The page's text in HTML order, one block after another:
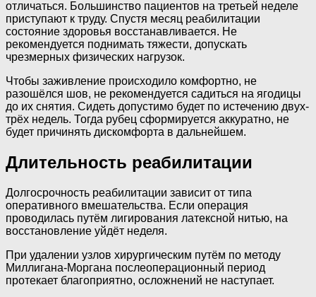
отличаться. Большинство пациентов на третьей неделе
приступают к труду. Спустя месяц реабилитации
состояние здоровья восстанавливается. Не
рекомендуется поднимать тяжести, допускать
чрезмерных физических нагрузок.
Чтобы заживление происходило комфортно, не
разошёлся шов, не рекомендуется садиться на ягодицы
до их снятия. Сидеть допустимо будет по истечению двух-
трёх недель. Тогда рубец сформируется аккуратно, не
будет причинять дискомфорта в дальнейшем.
Длительность реабилитации
Долгосрочность реабилитации зависит от типа
оперативного вмешательства. Если операция
проводилась путём лигирования латексной нитью, на
восстановление уйдёт неделя.
При удалении узлов хирургическим путём по методу
Миллигана-Моргана послеоперационный период
протекает благоприятно, осложнений не наступает.